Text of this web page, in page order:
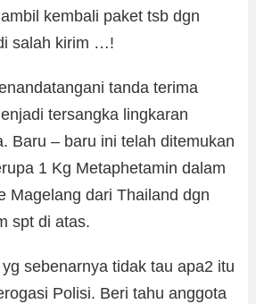
kembali paket tsb dgn
salah kirim …!
tanda terima
tersangka lingkaran
Baru – baru ini telah ditemukan
1 Kg Metaphetamin dalam
Magelang dari Thailand dgn
spt di atas.
sebenarnya tidak tau apa2 itu
Polisi. Beri tahu anggota